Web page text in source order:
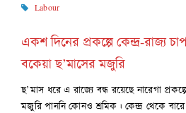
Labour
একশ দিনের প্রকল্পে কেন্দ্র-রাজ্য
বকেয়া ছ’মাসের মজুরি
ছ’মাস ধরে এ রাজ্যে বন্ধ রয়েছে নারেগা
মজুরি পাননি কোনও শ্রমিক। কেন্দ্র থেকে